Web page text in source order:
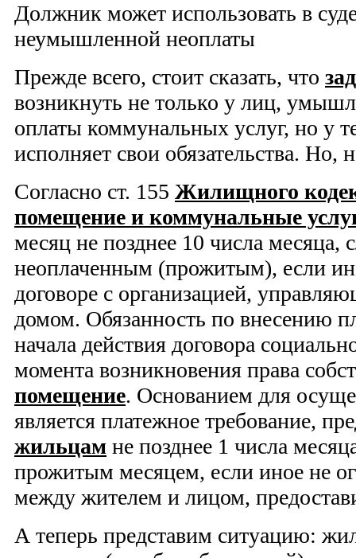
Должник может использовать в суде
неумышленной неоплаты
Прежде всего, стоит сказать, что
возникнуть не только у лиц,
оплаты коммунальных услуг, но у
исполняет свои обязательства. Но,
Согласно ст. 155 Жилищного
помещение и коммунальные
месяц не позднее 10 числа месяца,
неоплаченным (прожитым), если
договоре с организацией,
домом. Обязанность по внесению
начала действия договора
момента возникновения права
помещение. Основанием для
является платежное требование,
жильцам не позднее 1 числа
прожитым месяцем, если иное не
между жителем и лицом,
А теперь представим ситуацию: